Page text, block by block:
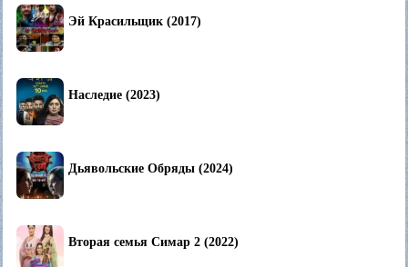
Эй Красильщик (2017)
Наследие (2023)
Дьявольские Обряды (2024)
Вторая семья Симар 2 (2022)